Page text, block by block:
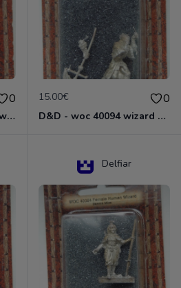
0
D&D - 88288 troglodyte with long Miniature - Donjons Dragons
15.00€ 0
D&D - woc 40094 wizard human male Miniature - Donjons Dragons
Delfiar